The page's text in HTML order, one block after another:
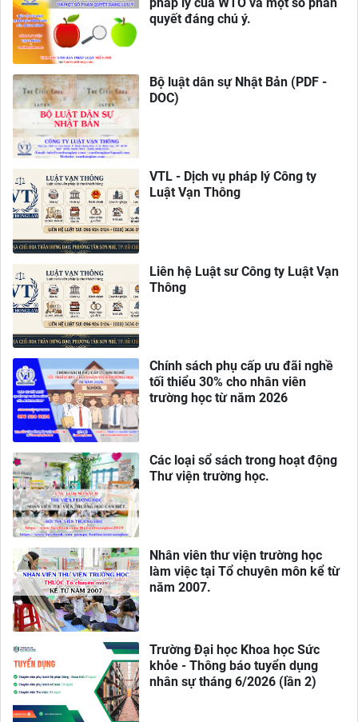
pháp lý của WTO và một số phán
quyết đáng chú ý.
Bộ luật dân sự Nhật Bản (PDF -
DOC)
VTL - Dịch vụ pháp lý Công ty
Luật Vạn Thông
Liên hệ Luật sư Công ty Luật Vạn
Thông
Chính sách phụ cấp ưu đãi nghề
tối thiểu 30% cho nhân viên
trường học từ năm 2026
Các loại sổ sách trong hoạt động
Thư viện trường học.
Nhân viên thư viện trường học
làm việc tại Tổ chuyên môn kể từ
năm 2007.
Trường Đại học Khoa học Sức
khỏe - Thông báo tuyển dụng
nhân sự tháng 6/2026 (lần 2)